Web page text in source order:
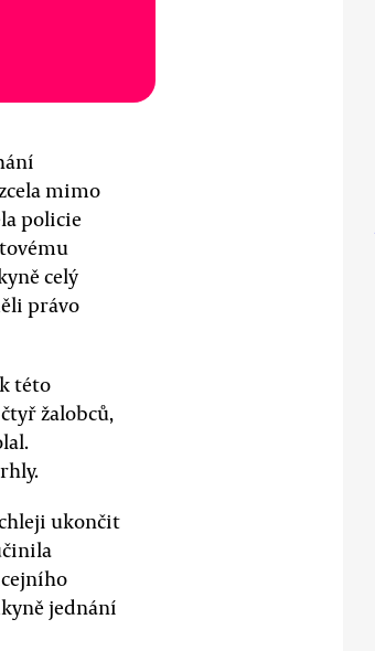
mimo
policie
celý
právo
této
žalobců,
ukončit
jednání